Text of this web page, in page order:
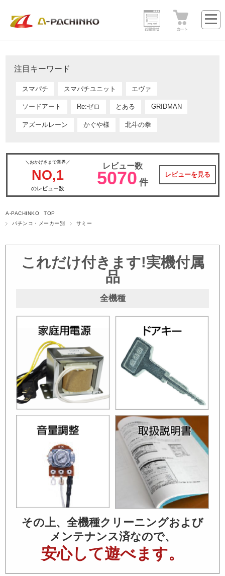
注目キーワード
スマパチ スマパチユニット エヴァ
ソードアート Re:ゼロ とある GRIDMAN
アズールレーン かぐや様 北斗の拳
＼おかげさまで業界／
NO,1
のレビュー数
レビュー数
5070 件
レビューを見る
A-PACHINKO TOP
パチンコ・メーカー別
サミー
これだけ付きます!実機付属
品
全機種
その上、全機種クリーニングおよび
メンテナンス済なので、
安心して遊べます。